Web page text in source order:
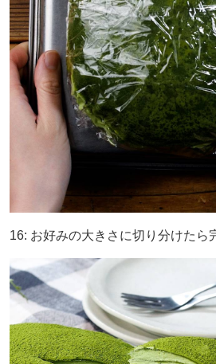
16: お好みの大きさに切り分けたら